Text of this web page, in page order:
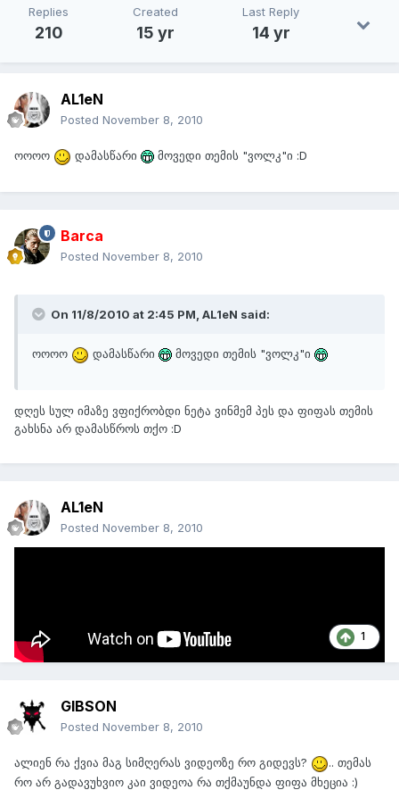
Replies
210
Created
15 yr
Last Reply
14 yr
AL1eN
Posted November 8, 2010
ოოოო დამასწარი მოვედი თემის "ვოლკ"ი :D
Barca
Posted November 8, 2010
On 11/8/2010 at 2:45 PM, AL1eN said:
ოოოო დამასწარი მოვედი თემის "ვოლკ"ი
დღეს სულ იმაზე ვფიქრობდი ნეტა ვინმემ პეს და ფიფას თემის
გახსნა არ დამასწროს თქო :D
AL1eN
Posted November 8, 2010
1
GIBSON
Posted November 8, 2010
ალიენ რა ქვია მაგ სიმღერას ვიდეოზე რო გიდევს?
.. თემას
რო არ გადავუხვიო კაი ვიდეოა რა თქმაუნდა ფიფა მხეცია :)